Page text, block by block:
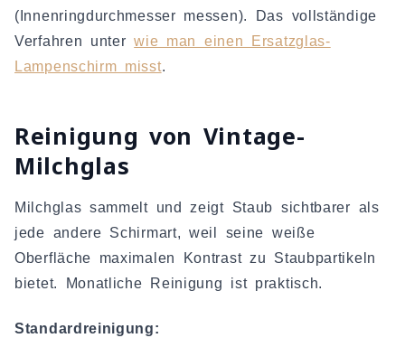
(Innenringdurchmesser messen). Das vollständige
Verfahren unterwie man einen Ersatzglas-
Lampenschirm misst.
Reinigung von Vintage-
Milchglas
Milchglas sammelt und zeigt Staub sichtbarer als
jede andere Schirmart, weil seine weiße
Oberfläche maximalen Kontrast zu Staubpartikeln
bietet. Monatliche Reinigung ist praktisch.
Standardreinigung: